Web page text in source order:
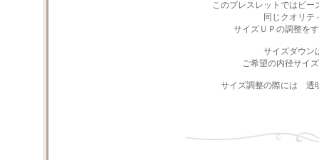
このブレスレットではビ
同じクオリテ
サイズＵＰの調整を
サイズダウン
ご希望の内径サイ
サイズ調整の際には 透